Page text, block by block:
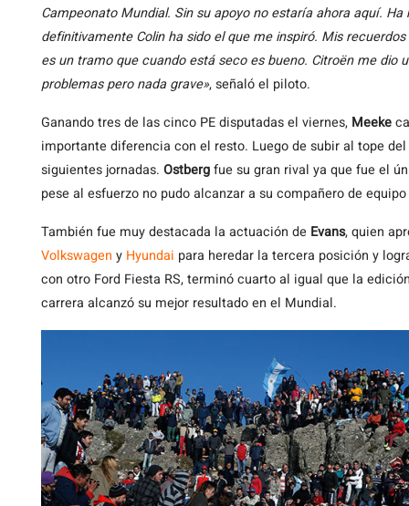
Campeonato Mundial. Sin su apoyo no estaría ahora aquí.
definitivamente Colin ha sido el que me inspiró. Mis
es un tramo que cuando está seco es bueno. Citroën me dio
problemas pero nada grave», señaló el piloto.
Ganando tres de las cinco PE disputadas el viernes, Meeke
importante diferencia con el resto. Luego de subir al tope
siguientes jornadas. Ostbergfue su gran rival ya que fue el
pese al esfuerzo no pudo alcanzar a su compañero de
También fue muy destacada la actuación de Evans, quien
Volkswagen y Hyundai para heredar la tercera posición y
con otro Ford Fiesta RS, terminó cuarto al igual que la
carrera alcanzó su mejor resultado en el Mundial.